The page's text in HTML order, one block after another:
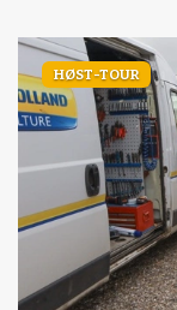
HØST-TOUR